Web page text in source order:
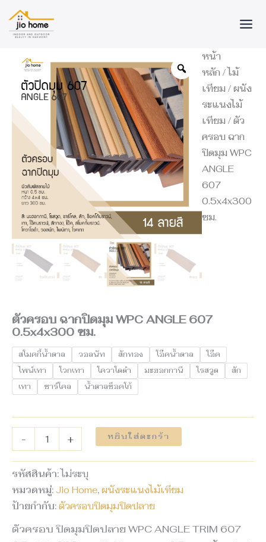
Skip
to
content
หน้า
หลัก / ไม้
เทียม / ผนัง
ระแนงไม้
เทียม / ตัว
ครอบ ฉาก
ปิดมุม WPC
ANGLE
607
0.5x4x300
ซม.
ตัวครอบ ฉากปิดมุม WPC ANGLE 607
0.5x4x300 ซม.
สโมคกี้น้ำตาล วอลนัท สักทอง โอ๊คน้ำตาล
โอ๊ค
ไพน์เทา
โวกเทา โควาโดดำ มะฮอกกานี โรสวูด
สัก
เทา
ชาร์โคล น้ำตาลช็อคโก้
-
ตัว
ครอบ
ฉาก
ปิด
มุม
WPC
ANGLE
0.5x4x300
ซม.
ชิ้น
+ หยิบใส่ตะกร้า
รหัสสินค้า: ไม่ระบุ
หมวดหมู่: Jio Home, ผนังระแนงไม้เทียม
ป้ายกำกับ: ตัวครอบปิดมุมปิดปลาย
ตัวครอบ ปิดมุมปิดปลาย WPC ANGLE TRIM 607